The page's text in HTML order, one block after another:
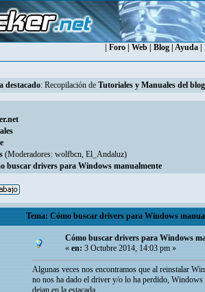
Foro| Web| Blog| Ayuda|
destacado: Recopilación de Tutoriales y Manuales del blog
(Moderadores: wolfbcn, El_Andaluz)
buscar drivers para Windows manualmente
Tema: Cómo buscar drivers para Windows
Cómo buscar drivers para Windows
«en:3 Octubre 2014, 14:03 pm »
Algunas veces nos encontramos que al reinstalar
no nos ha dado el driver y/o lo ha perdido, Windows